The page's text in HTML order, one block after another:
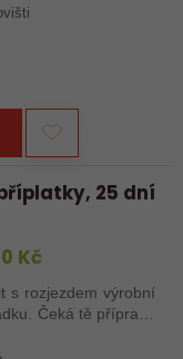
25 dní
Kč
s rozjezdem výrobní
Čeká tě příprava